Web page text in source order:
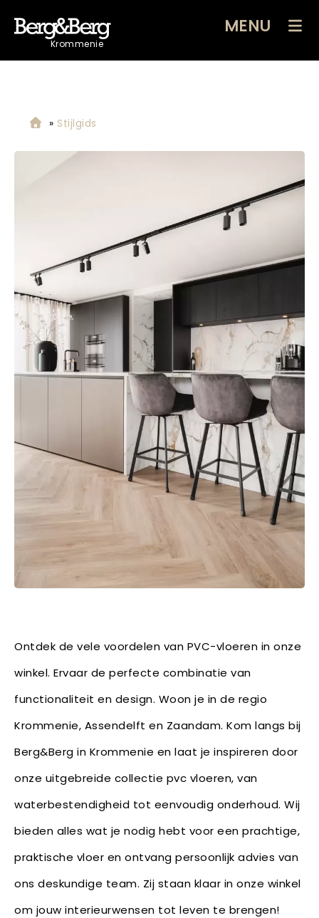
Krommenie
MENU
» Stijlgids
Ontdek de vele voordelen van PVC-vloeren in onze
winkel. Ervaar de perfecte combinatie van
functionaliteit en design. Woon je in de regio
Krommenie, Assendelft en Zaandam. Kom langs bij
Berg&Berg in Krommenie en laat je inspireren door
onze uitgebreide collectie pvc vloeren, van
waterbestendigheid tot eenvoudig onderhoud. Wij
bieden alles wat je nodig hebt voor een prachtige,
praktische vloer en ontvang persoonlijk advies van
ons deskundige team. Zij staan klaar in onze winkel
om jouw interieurwensen tot leven te brengen!